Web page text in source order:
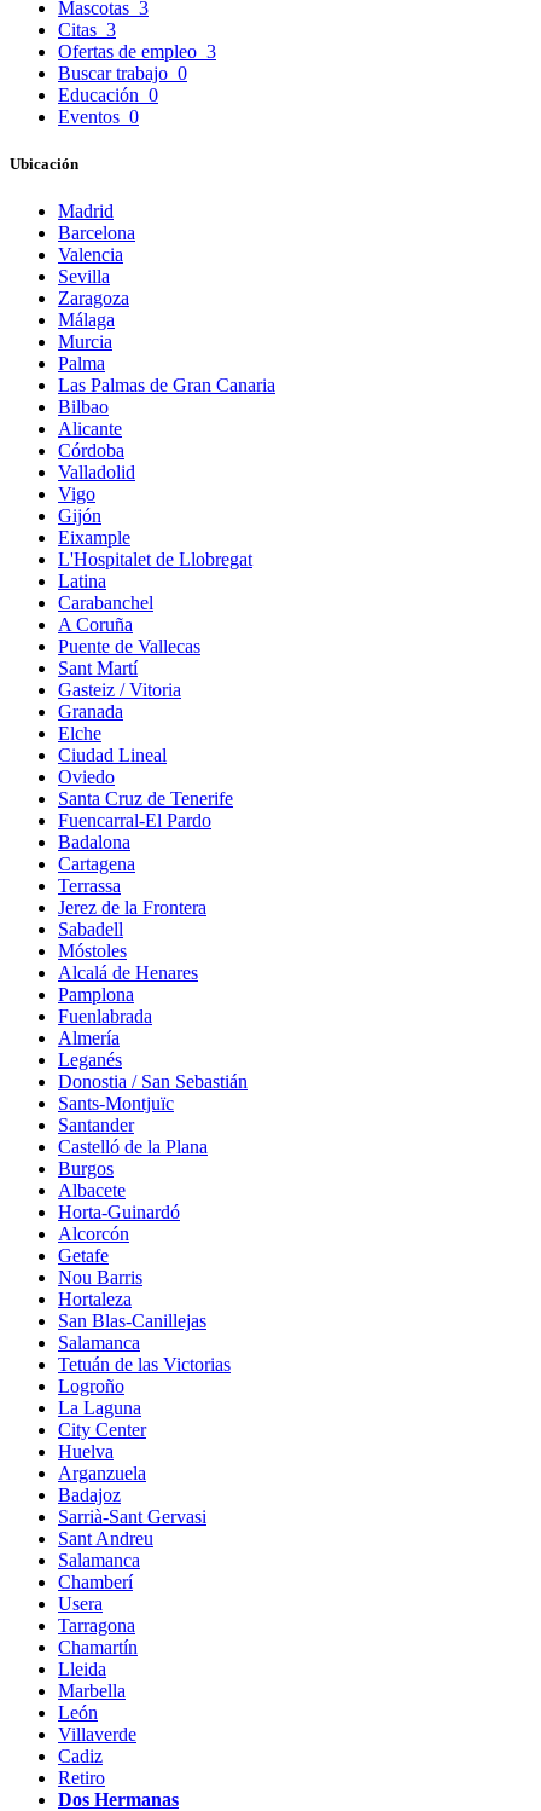
Mascotas 3
Citas 3
Ofertas de empleo 3
Buscar trabajo 0
Educación 0
Eventos 0
Ubicación
Madrid
Barcelona
Valencia
Sevilla
Zaragoza
Málaga
Murcia
Palma
Las Palmas de Gran Canaria
Bilbao
Alicante
Córdoba
Valladolid
Vigo
Gijón
Eixample
L'Hospitalet de Llobregat
Latina
Carabanchel
A Coruña
Puente de Vallecas
Sant Martí
Gasteiz / Vitoria
Granada
Elche
Ciudad Lineal
Oviedo
Santa Cruz de Tenerife
Fuencarral-El Pardo
Badalona
Cartagena
Terrassa
Jerez de la Frontera
Sabadell
Móstoles
Alcalá de Henares
Pamplona
Fuenlabrada
Almería
Leganés
Donostia / San Sebastián
Sants-Montjuïc
Santander
Castelló de la Plana
Burgos
Albacete
Horta-Guinardó
Alcorcón
Getafe
Nou Barris
Hortaleza
San Blas-Canillejas
Salamanca
Tetuán de las Victorias
Logroño
La Laguna
City Center
Huelva
Arganzuela
Badajoz
Sarrià-Sant Gervasi
Sant Andreu
Salamanca
Chamberí
Usera
Tarragona
Chamartín
Lleida
Marbella
León
Villaverde
Cadiz
Retiro
Dos Hermanas